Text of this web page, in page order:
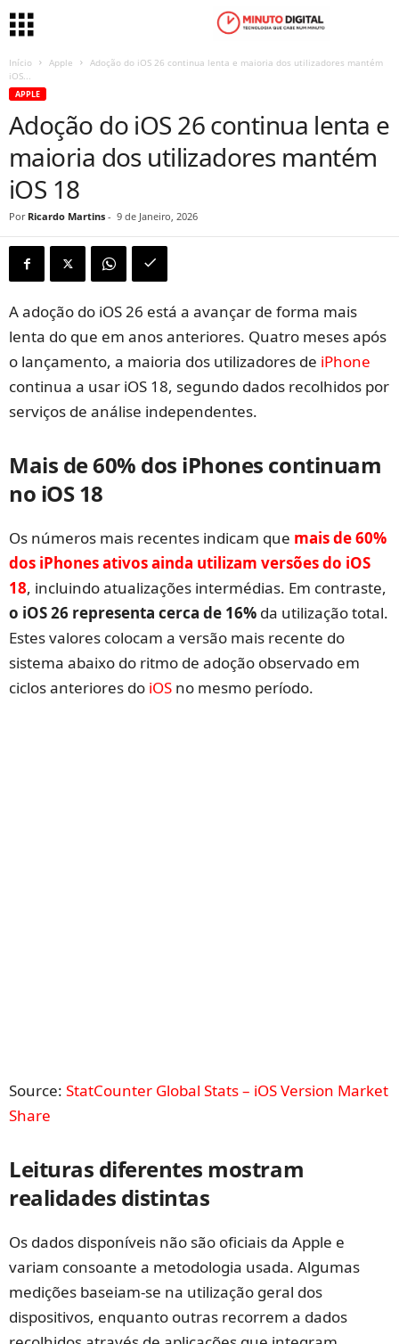
Início Apple
Adoção do iOS 26 continua lenta e maioria dos utilizadores mantém
iOS...
APPLE
Adoção do iOS 26 continua lenta e
maioria dos utilizadores mantém
iOS 18
Por Ricardo Martins - 9 de Janeiro, 2026
A adoção do iOS 26 está a avançar de forma mais
lenta do que em anos anteriores. Quatro meses após
o lançamento, a maioria dos utilizadores de iPhone
continua a usar iOS 18, segundo dados recolhidos por
serviços de análise independentes.
Mais de 60% dos iPhones continuam
no iOS 18
Os números mais recentes indicam que mais de 60%
dos iPhones ativos ainda utilizam versões do iOS
18, incluindo atualizações intermédias. Em contraste,
o iOS 26 representa cerca de 16% da utilização total.
Estes valores colocam a versão mais recente do
sistema abaixo do ritmo de adoção observado em
ciclos anteriores do iOS no mesmo período.
Source: StatCounter Global Stats – iOS Version Market
Share
Leituras diferentes mostram
realidades distintas
Os dados disponíveis não são oficiais da Apple e
variam consoante a metodologia usada. Algumas
medições baseiam-se na utilização geral dos
dispositivos, enquanto outras recorrem a dados